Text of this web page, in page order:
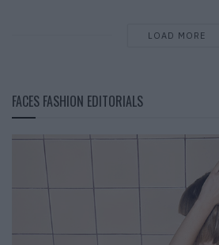
LOAD MORE
FACES FASHION EDITORIALS